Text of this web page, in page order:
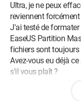
Ultra, je ne peux
reviennent forcément
J'ai testé de
EaseUS Partition
fichiers sont toujours
Avez-vous eu déjà
s'il vous plaît ?
Pensez-vous qu'elle